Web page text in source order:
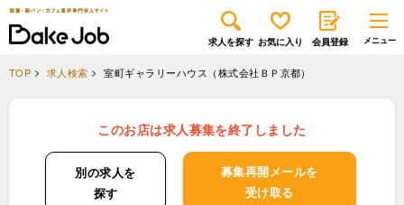
求人を探す お気に入り 会員登録
TOP 求人検索 室町ギャラリーハウス（株式会社ＢＰ京都）
このお店は求人募集を終了しました
別の求人を
探す
募集再開メールを
受け取る